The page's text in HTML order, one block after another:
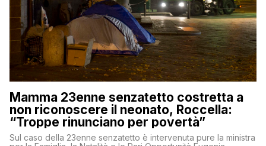
Mamma 23enne senzatetto costretta a
non riconoscere il neonato, Roccella:
“Troppe rinunciano per povertà”
Sul caso della 23enne senzatetto è intervenuta pure la ministra